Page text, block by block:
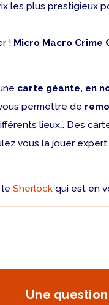
les plus prestigieux
! Micro Macro Crime
carte géante, en
permettre de
lieux… Des
vous la jouer
Sherlock qui est en
Une question